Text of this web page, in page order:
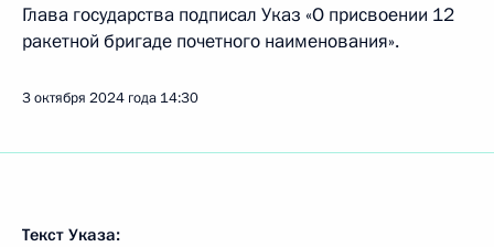
Глава государства подписал Указ «О присвоении 12
ракетной бригаде почетного наименования».
3 октября 2024 года 14:30
Текст Указа: